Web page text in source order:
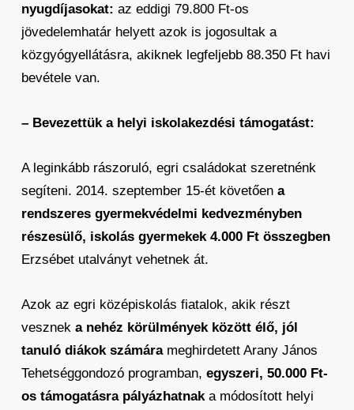
nyugdíjasokat: az eddigi 79.800 Ft-os
jövedelemhatár helyett azok is jogosultak a
közgyógyellátásra, akiknek legfeljebb 88.350 Ft havi
bevétele van.
– Bevezettük a helyi iskolakezdési támogatást:
A leginkább rászoruló, egri családokat szeretnénk
segíteni. 2014. szeptember 15-ét követően a
rendszeres gyermekvédelmi kedvezményben
részesülő, iskolás gyermekek 4.000 Ft összegben
Erzsébet utalványt vehetnek át.
Azok az egri középiskolás fiatalok, akik részt
vesznek a nehéz körülmények között élő, jól
tanuló diákok számárameghirdetett Arany János
Tehetséggondozó programban, egyszeri, 50.000 Ft-
os támogatásra pályázhatnaka módosított helyi